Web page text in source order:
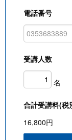
電話番号
受講人数
名
合計受講料(税
16,800円